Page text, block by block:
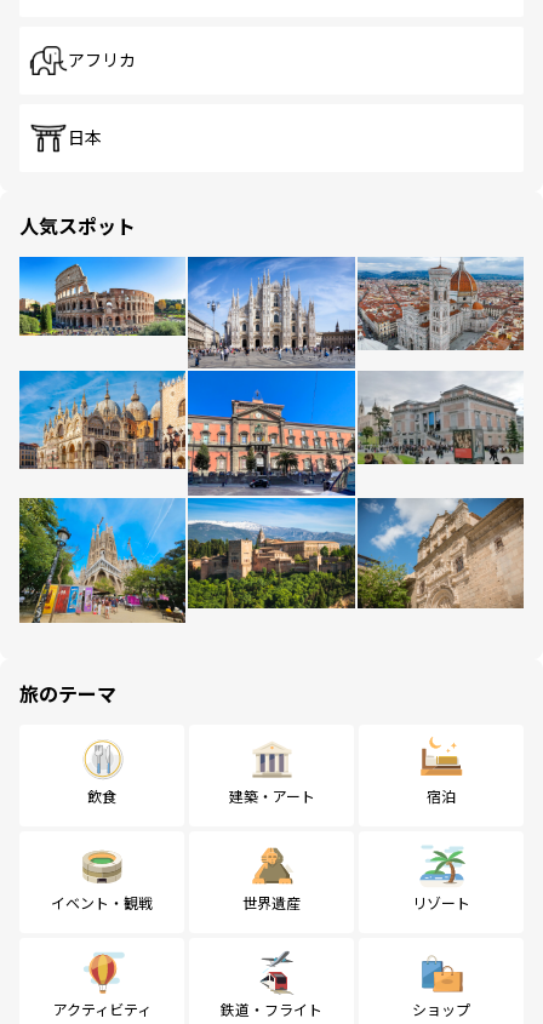
アフリカ
日本
人気スポット
旅のテーマ
飲食 建築・アート 宿泊
イベント・観戦 世界遺産 リゾート
アクティビティ 鉄道・フライト ショップ